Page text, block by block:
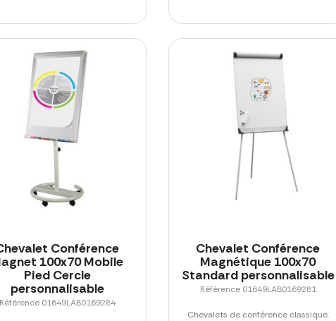
Conférence
100x70 Mobile
Pied Cercle
personnalisable
01649LAB0169284
Chevalet Conférence
Magnétique 100x70
Standard personnalisable
Référence 01649LAB0169281
Chevalets de conférence classique.